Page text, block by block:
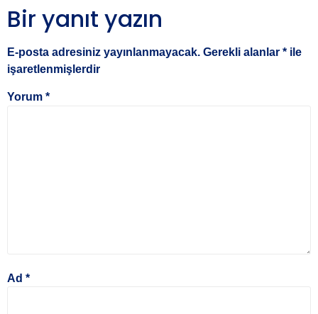
Bir yanıt yazın
E-posta adresiniz yayınlanmayacak. Gerekli alanlar * ile
işaretlenmişlerdir
Yorum *
Ad *